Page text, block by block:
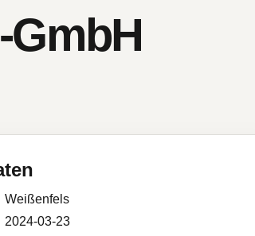
Weißenfels
2024-03-23